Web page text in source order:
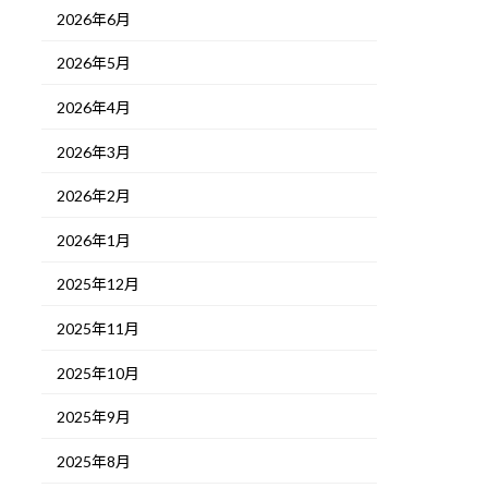
2026年6月
2026年5月
2026年4月
2026年3月
2026年2月
2026年1月
2025年12月
2025年11月
2025年10月
2025年9月
2025年8月